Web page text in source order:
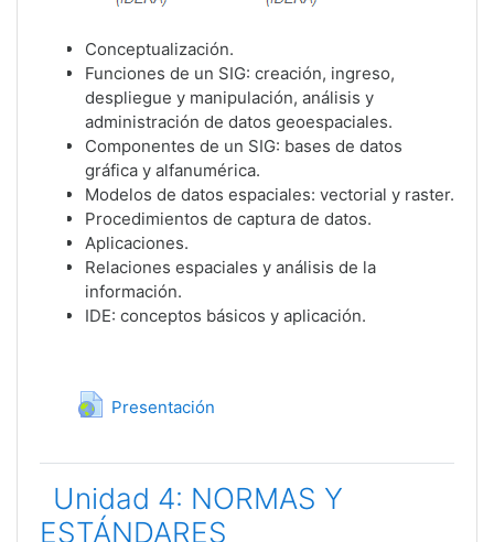
Conceptualización.
Funciones de un SIG: creación, ingreso,
despliegue y manipulación, análisis y
administración de datos geoespaciales.
Componentes de un SIG: bases de datos
gráfica y alfanumérica.
Modelos de datos espaciales: vectorial y raster.
Procedimientos de captura de datos.
Aplicaciones.
Relaciones espaciales y análisis de la
información.
IDE: conceptos básicos y aplicación.
Presentación
URL
Unidad 4: NORMAS Y
ESTÁNDARES